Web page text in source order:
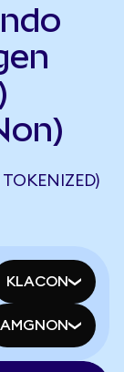
KLACON
AMGNON